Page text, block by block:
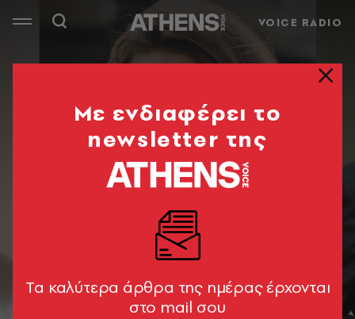
VOICE RADIO
Mε ενδιαφέρει το
newsletter της
Tα καλύτερα άρθρα της ημέρας έρχονται
στο mail σου